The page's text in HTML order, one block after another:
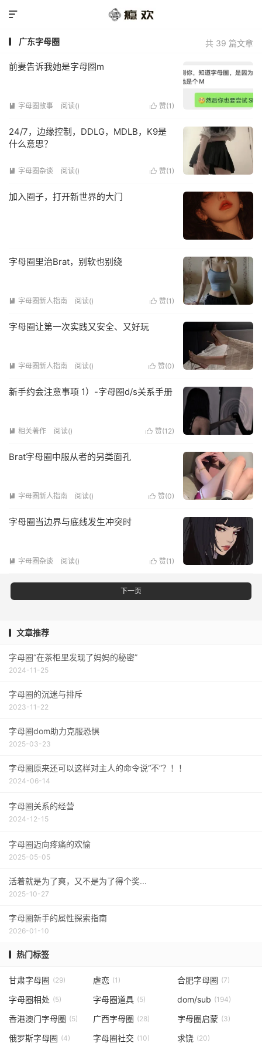

共 39 篇文章
广东字母圈
前妻告诉我她是字母圈m
 赞(1 )
 字母圈故事 阅读()
24/7，边缘控制，DDLG，MDLB，K9是
什么意思？
 赞(1 )
 字母圈杂谈 阅读()
加入圈子，打开新世界的大门
字母圈里治Brat，别软也别绕
 赞(1 )
 字母圈新人指南 阅读()
字母圈让第一次实践又安全、又好玩
 赞(0)
 字母圈新人指南 阅读()
新手约会注意事项 1）-字母圈d/s关系手册
 赞(12)
 相关著作 阅读()
Brat字母圈中服从者的另类面孔
 赞(0)
 字母圈新人指南 阅读()
字母圈当边界与底线发生冲突时
 赞(1 )
 字母圈杂谈 阅读()
下一页
文章推荐
字母圈“在茶柜里发现了妈妈的秘密”
2024-11-25
字母圈的沉迷与排斥
2023-11-22
字母圈dom助力克服恐惧
2025-03-23
字母圈原来还可以这样对主人的命令说“不”？！！
2024-06-14
字母圈关系的经营
2024-12-15
字母圈迈向疼痛的欢愉
2025-05-05
活着就是为了爽，又不是为了得个奖...
2025-10-27
字母圈新手的属性探索指南
2026-01-10
热门标签
甘肃字母圈 (29) 虐恋 (1) 合肥字母圈 (7)
字母圈相处 (5) 字母圈道具 (5) dom/sub (194)
香港澳门字母圈 (5) 广西字母圈 (28) 字母圈启蒙 (3)
俄罗斯字母圈 (4) 字母圈社交 (10) 求饶 (20)